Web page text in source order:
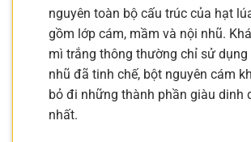
nguyên toàn bộ cấu trúc của hạt
gồm lớp cám, mầm và nội nhũ.
mì trắng thông thường chỉ sử dụng
nhũ đã tinh chế, bột nguyên cám
bỏ đi những thành phần giàu dinh
nhất.